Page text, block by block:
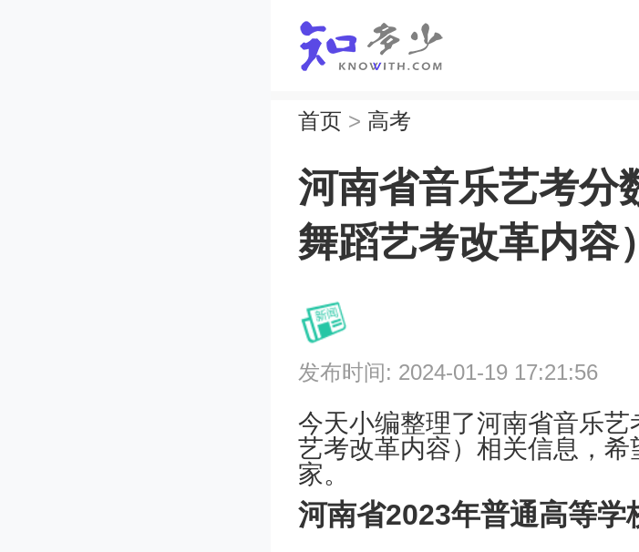
首页 > 高考
河南省音乐艺考分
舞蹈艺考改革内容）
发布时间: 2024-01-19 17:21:56
今天小编整理了河南省音乐
艺考改革内容）相关信息，
家。
河南省2023年普通高等学